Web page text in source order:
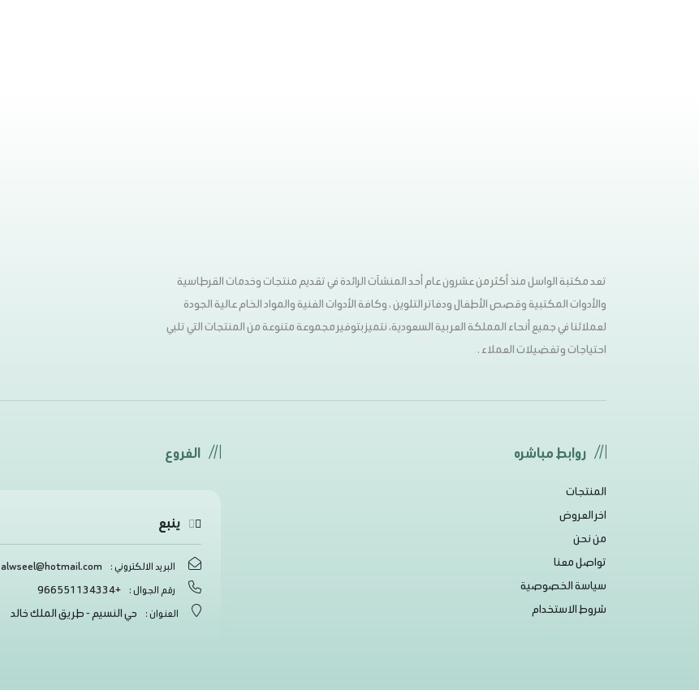
تعد مكتبة الواسل منذ أكثر من عشرون عام أحد المنشآت الرائدة في تقديم منتجات وخدمات القرطاسية
والأدوات المكتبية وقصص الأطفال ودفاتر التلوين ، وكافة الأدوات الفنية والمواد الخام عالية الجودة
لعملائنا في جميع أنحاء المملكة العربية السعودية، نتميز بتوفير مجموعة متنوعة من المنتجات التي تلبي
احتياجات وتفضيلات العملاء .
روابط مباشره
المنتجات
اخر العروض
من نحن
تواصل معنا
سياسة الخصوصية
شروط الاستخدام
الفروع
ينبع
البريد الالكتروني : alwseel@hotmail.com
رقم الجوال : +966551134334
العنوان : حي النسيم - طريق الملك خالد